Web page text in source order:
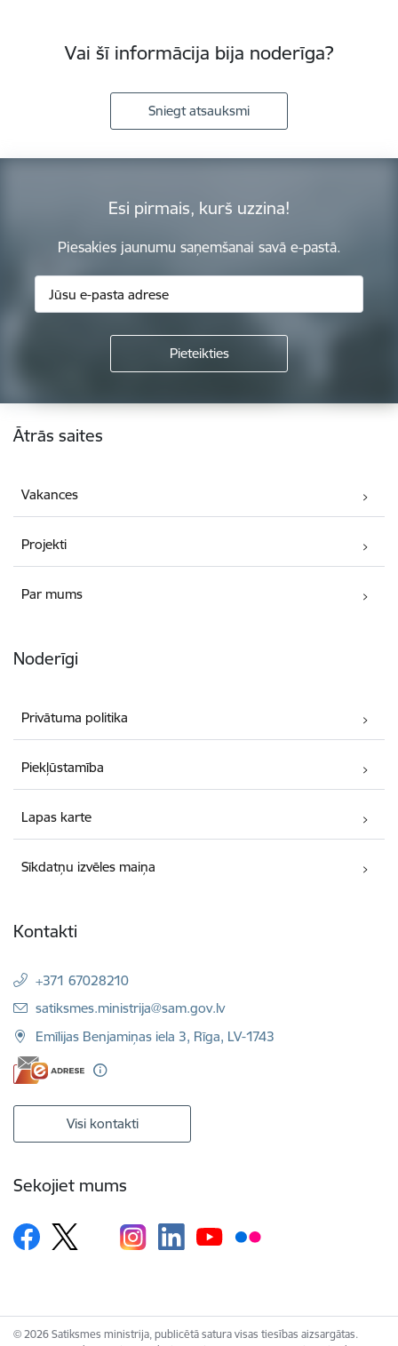
Vai šī informācija bija noderīga?
Sniegt atsauksmi
Esi pirmais, kurš uzzina!
Piesakies jaunumu saņemšanai savā e-pastā.
Kājene
Ātrās saites
Vakances
Projekti
Par mums
Noderīgi
Privātuma politika
Piekļūstamība
Lapas karte
Sīkdatņu izvēles maiņa
Kontakti
+371 67028210
E-pasts:
satiksmes.ministrija@sam.gov.lv
Emīlijas Benjamiņas iela 3, Rīga, LV-1743
Visi kontakti
Sekojiet mums
© 2026 Satiksmes ministrija, publicētā satura visas tiesības aizsargātas.